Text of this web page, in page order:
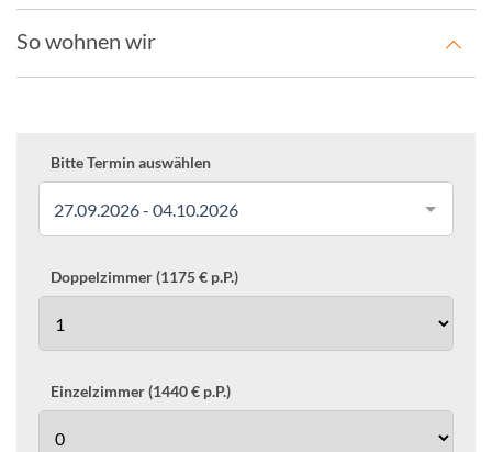
So wohnen wir
Bitte Termin auswählen
27.09.2026 - 04.10.2026
Doppelzimmer (1175 € p.P.)
Einzelzimmer (1440 € p.P.)